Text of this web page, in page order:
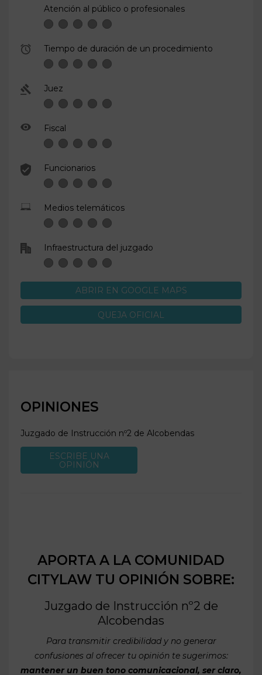
Atención al público o profesionales
Tiempo de duración de un procedimiento
Juez
Fiscal
Funcionarios
Medios telemáticos
Infraestructura del juzgado
ABRIR EN GOOGLE MAPS
QUEJA OFICIAL
OPINIONES
Juzgado de Instrucción nº2 de Alcobendas
ESCRIBE UNA
OPINIÓN
APORTA A LA COMUNIDAD
CITYLAW TU OPINIÓN SOBRE:
Juzgado de Instrucción nº2 de
Alcobendas
Para transmitir credibilidad y no generar
confusiones al ofrecer tu opinión te sugerimos:
mantener un buen tono comunicacional, ser claro,